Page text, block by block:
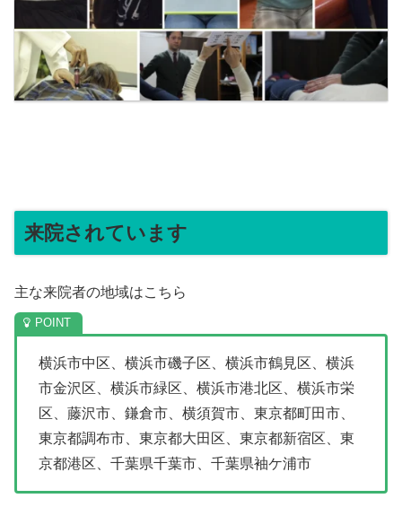
来院されています
主な来院者の地域はこちら
横浜市中区、横浜市磯子区、横浜市鶴見区、横浜
市金沢区、横浜市緑区、横浜市港北区、横浜市栄
区、藤沢市、鎌倉市、横須賀市、東京都町田市、
東京都調布市、東京都大田区、東京都新宿区、東
京都港区、千葉県千葉市、千葉県袖ケ浦市